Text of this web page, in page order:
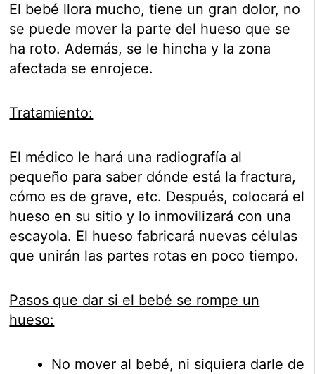
El bebé llora mucho, tiene un gran dolor, no
se puede mover la parte del hueso que se
ha roto. Además, se le hincha y la zona
afectada se enrojece.
Tratamiento:
El médico le hará una radiografía al
pequeño para saber dónde está la fractura,
cómo es de grave, etc. Después, colocará el
hueso en su sitio y lo inmovilizará con una
escayola. El hueso fabricará nuevas células
que unirán las partes rotas en poco tiempo.
Pasos que dar si el bebé se rompe un
hueso:
No mover al bebé, ni siquiera darle de